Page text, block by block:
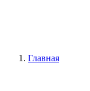
Главная